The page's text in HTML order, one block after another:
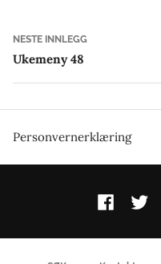
NESTE INNLEGGNeste
Ukemeny 48
Personvernerklæring
FacebookTwitter